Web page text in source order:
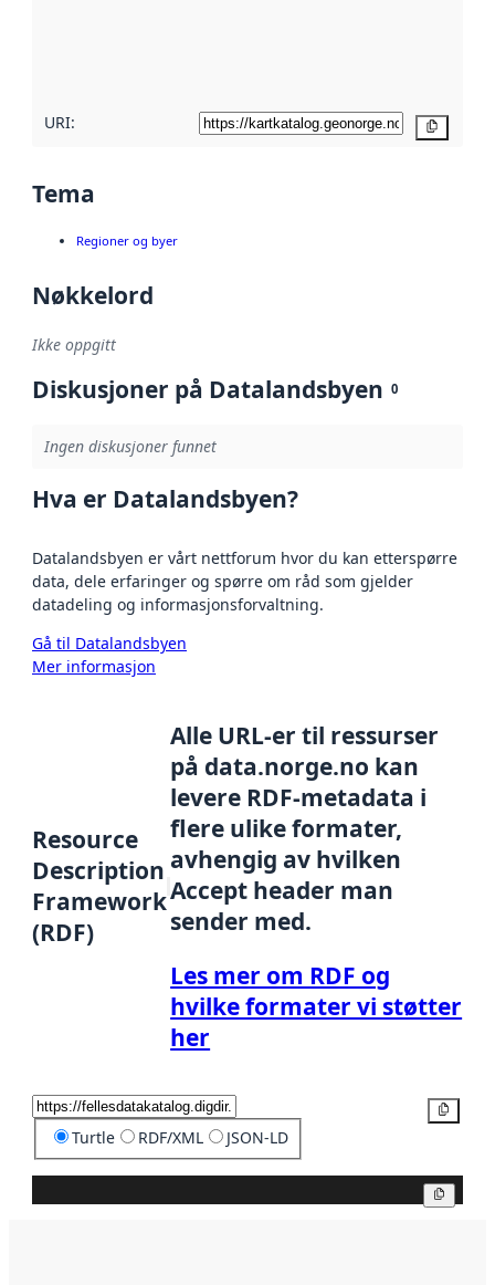
URI:
Tema
Regioner og byer
Nøkkelord
Ikke oppgitt
Diskusjoner på Datalandsbyen 0
Ingen diskusjoner funnet
Hva er Datalandsbyen?
Datalandsbyen er vårt nettforum hvor du kan etterspørre
data, dele erfaringer og spørre om råd som gjelder
datadeling og informasjonsforvaltning.
Gå til Datalandsbyen
Mer informasjon
Resource
Description
Framework
(RDF)
Alle URL-er til ressurser
på data.norge.no kan
levere RDF-metadata i
flere ulike formater,
avhengig av hvilken
Accept header man
sender med.
Les mer om RDF og
hvilke formater vi støtter
her
Turtle RDF/XML JSON-LD